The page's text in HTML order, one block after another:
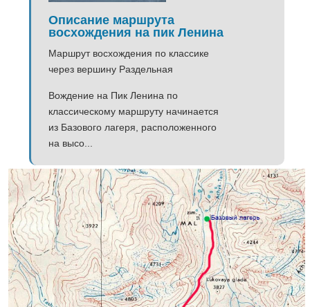
Описание маршрута
восхождения на пик Ленина
Маршрут восхождения по классике
через вершину Раздельная
Вождение на Пик Ленина по
классическому маршруту начинается
из Базового лагеря, расположенного
на высо...